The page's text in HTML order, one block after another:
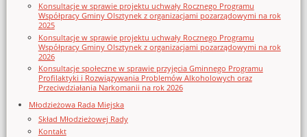
Konsultacje w sprawie projektu uchwały Rocznego Programu
Współpracy Gminy Olsztynek z organizacjami pozarządowymi na rok
2025
Konsultacje w sprawie projektu uchwały Rocznego Programu
Współpracy Gminy Olsztynek z organizacjami pozarządowymi na rok
2026
Konsultacje społeczne w sprawie przyjęcia Gminnego Programu
Profilaktyki i Rozwiązywania Problemów Alkoholowych oraz
Przeciwdziałania Narkomanii na rok 2026
Młodzieżowa Rada Miejska
Skład Młodzieżowej Rady
Kontakt